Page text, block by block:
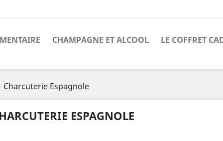
CHAMPAGNE ET ALCOOL LE COFFRET
Charcuterie Espagnole
ESPAGNOLE